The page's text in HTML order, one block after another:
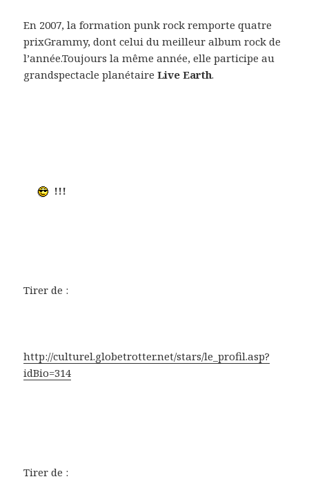
En 2007, la formation punk rock remporte quatre
prixGrammy, dont celui du meilleur album rock de
l’année.Toujours la même année, elle participe au
grandspectacle planétaireLive Earth.
!!!
Tirer de :
http://culturel.globetrotter.net/stars/le_profil.asp?
idBio=314
Tirer de :